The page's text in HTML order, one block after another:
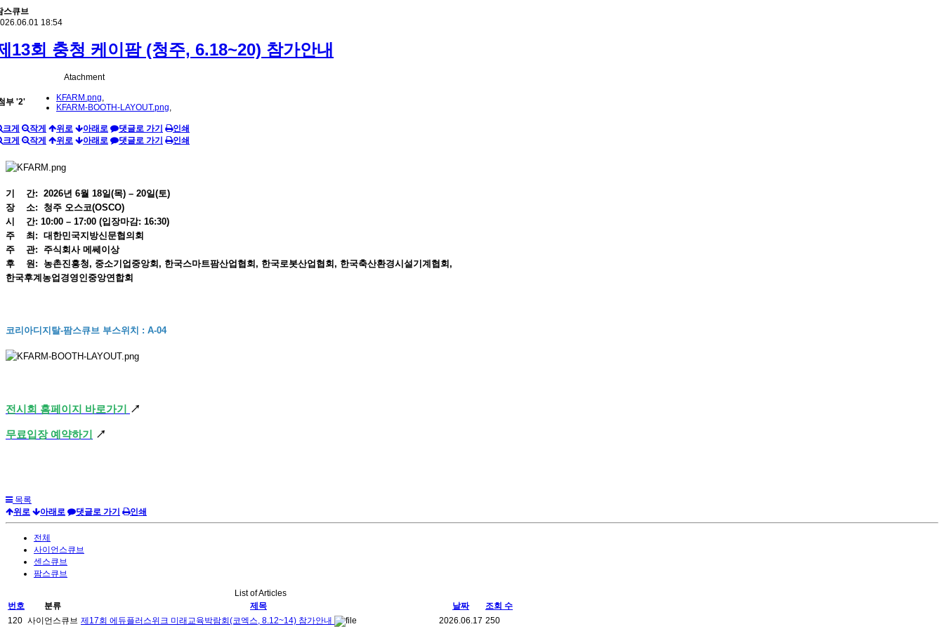
스큐브
18:54
13회 충청 케이팜 (청주, 6.18~20) 참가안내
Atachment
부 '2' KFARM.png,
KFARM-BOOTH-LAYOUT.png,
크게 작게 위로 아래로 댓글로 가기
인쇄
크게
작게 위로 아래로 댓글로 가기 인쇄
기 간: 2026년 6월 18일(목) – 20일(토)
장 소: 청주 오스코(OSCO)
시 간: 10:00 – 17:00 (입장마감: 16:30)
주 최: 대한민국지방신문협의회
주 관: 주식회사 메쎄이상
후 원: 농촌진흥청, 중소기업중앙회, 한국스마트팜산업협회, 한국로봇산업협회, 한국축산환경시설기계협회,
한국후계농업경영인중앙연합회
코리아디지탈-팜스큐브 부스위치 : A-04
전시회 홈페이지 바로가기 ↗
무료입장 예약하기 ↗
목록
위로
아래로 댓글로 가기 인쇄
전체
사이언스큐브
센스큐브
팜스큐브
List of Articles
번호
분류 제목 날짜
조회 수
120 사이언스큐브 제17회 에듀플러스위크 미래교육박람회(코엑스, 8.12~14) 참가안내 2026.06.17 250